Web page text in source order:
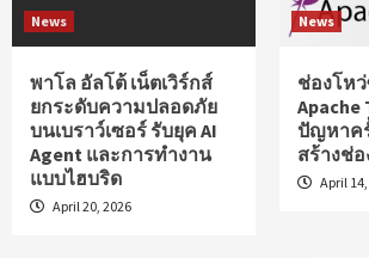
News
พาโล อัลโต้ เน็ตเวิร์กส์
ยกระดับความปลอดภัย
บนเบราว์เซอร์ รับยุค AI
Agent และการทำงาน
แบบไฮบริด
April 20, 2026
News
ช่องโห
Apache
ปัญหาค
สร้างช่
April